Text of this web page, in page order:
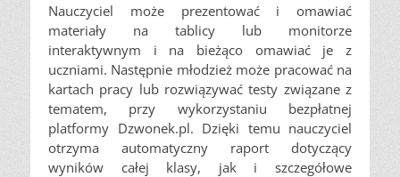
Nauczyciel może prezentować i omawiać
materiały na tablicy lub monitorze
interaktywnym i na bieżąco omawiać je z
uczniami. Następnie młodzież może pracować na
kartach pracy lub rozwiązywać testy związane z
tematem, przy wykorzystaniu bezpłatnej
platformy Dzwonek.pl. Dzięki temu nauczyciel
otrzyma automatyczny raport dotyczący
wyników całej klasy, jak i szczegółowe